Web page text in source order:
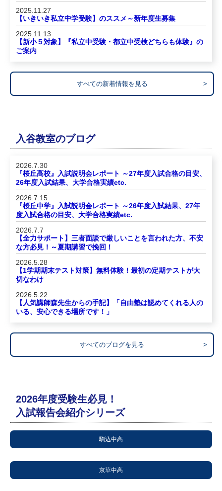
2025.11.27
【いきいき私立中学受験】のススメ～新年度生募集
2025.11.13
【新小５対象】『私立中受験・都立中受検どちらも体験』の
ご案内
すべての新着情報を見る >
入谷教室のブログ
2026.7.30
『桜丘高校』入試説明会レポート ～27年度入試合格の目安、
26年度入試結果、大学合格実績etc.
2026.7.15
『桜丘中学』入試説明会レポート ～26年度入試結果、27年
度入試合格の目安、大学合格実績etc.
2026.7.7
【全力サポート】三者面談で厳しいことを言われた方、不安
な方必見！～夏期講習で挽回！
2026.5.28
【1学期期末テスト対策】無料体験！最初の定期テストが大
切なわけ
2026.5.22
【人気講師森先生からの手記】「自由塾は認めてくれる人の
いる、安心できる場所です！」
すべてのブログを見る >
2026年度受験生必見！
入試報告会紹介シリーズ
駒込中高
京華中高